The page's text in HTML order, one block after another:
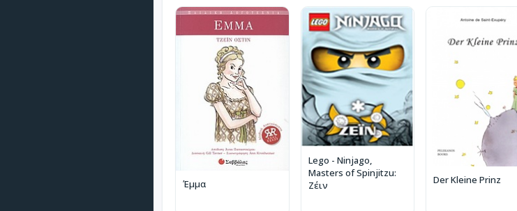
Έμμα
Lego - Ninjago,
Masters of Spinjitzu:
Ζέιν
Der Kleine Prinz